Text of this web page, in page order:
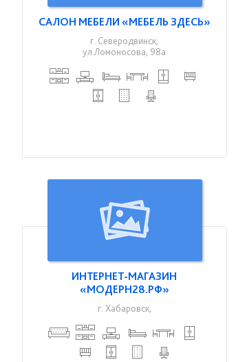
САЛОН МЕБЕЛИ «МЕБЕЛЬ ЗДЕСЬ»
г. Северодвинск,
ул.Ломоносова, 98а
ИНТЕРНЕТ-МАГАЗИН
«МОДЕРН28.РФ»
г. Хабаровск,